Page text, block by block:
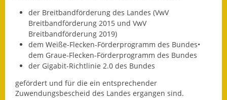
Ausweichfahrplan
Buslinie 168
Stellenausschreibungen
Zahlen und Fakten
Rathaus
der Breitbandförderung des Landes (VwV
Breitbandförderung 2015 und VwV
Breitbandförderung 2019)
dem Weiße-Flecken-Förderprogramm des Bundes•
dem Graue-Flecken-Förderprogramm des Bundes
der Gigabit-Richtlinie 2.0 des Bundes
gefördert und für die ein entsprechender
Zuwendungsbescheid des Landes ergangen sind.